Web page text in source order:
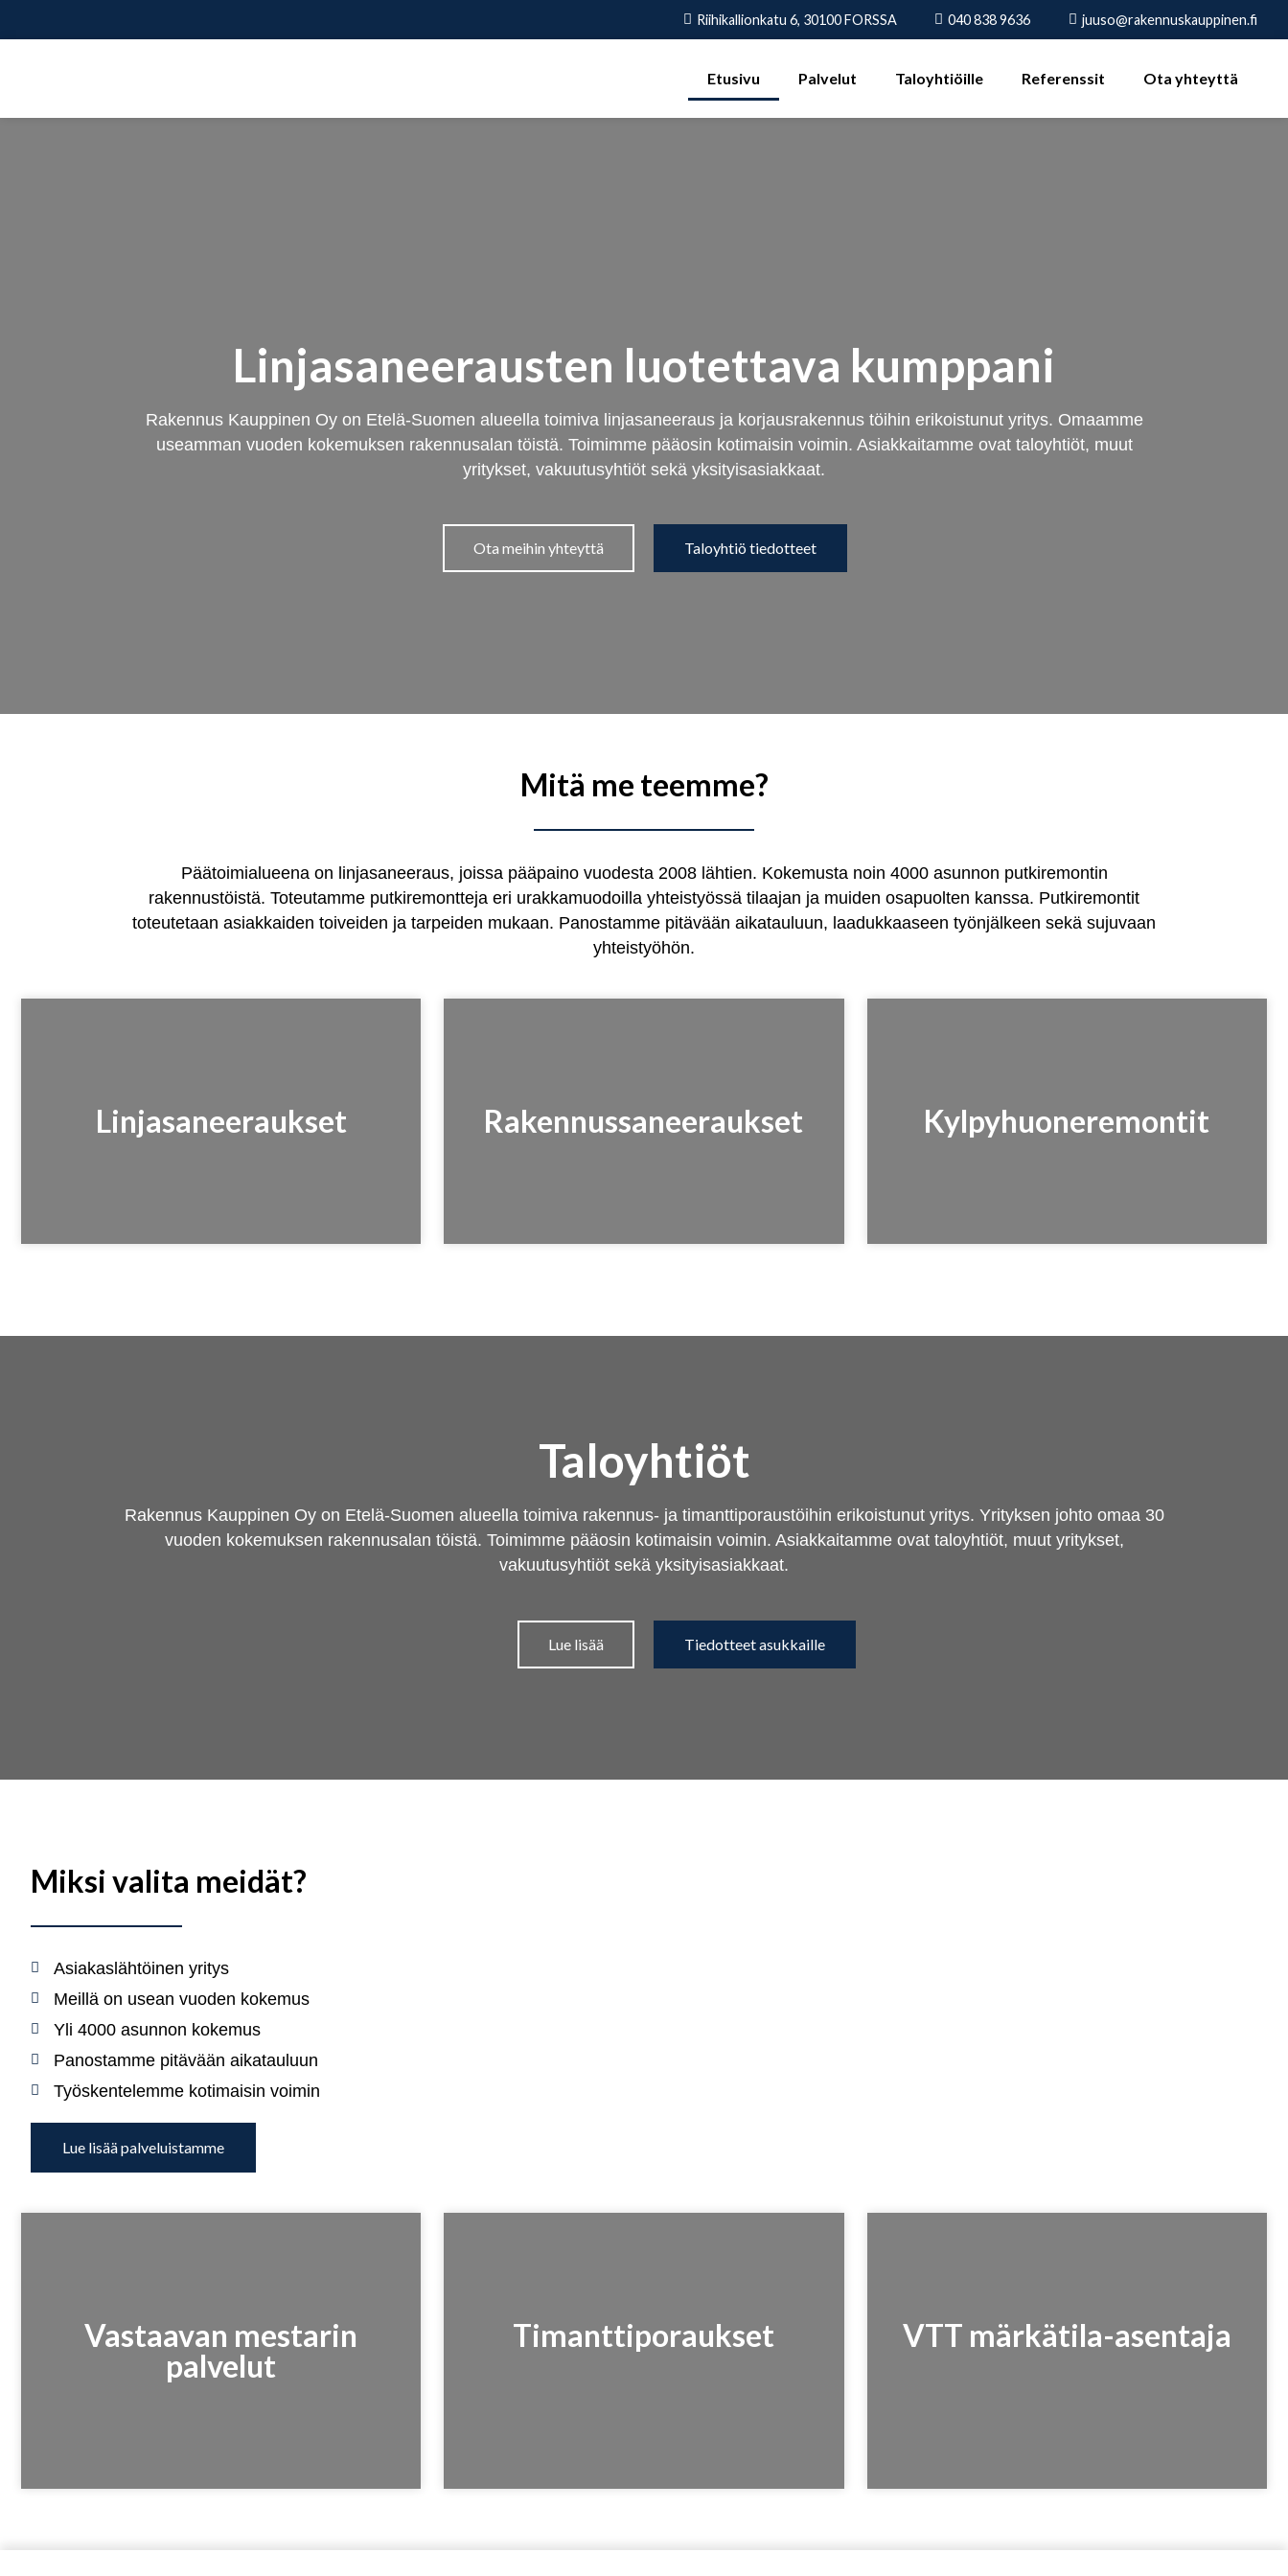
Riihikallionkatu 6, 30100 FORSSA 040 838 9636 juuso@rakennuskauppinen.fi
Etusivu Palvelut Taloyhtiöille Referenssit Ota yhteyttä
Linjasaneerausten luotettava kumppani
Rakennus Kauppinen Oy on Etelä-Suomen alueella toimiva linjasaneeraus ja korjausrakennus töihin erikoistunut yritys. Omaamme
useamman vuoden kokemuksen rakennusalan töistä. Toimimme pääosin kotimaisin voimin. Asiakkaitamme ovat taloyhtiöt, muut
yritykset, vakuutusyhtiöt sekä yksityisasiakkaat.
Ota meihin yhteyttä Taloyhtiö tiedotteet
Mitä me teemme?
Päätoimialueena on linjasaneeraus, joissa pääpaino vuodesta 2008 lähtien. Kokemusta noin 4000 asunnon putkiremontin
rakennustöistä. Toteutamme putkiremontteja eri urakkamuodoilla yhteistyössä tilaajan ja muiden osapuolten kanssa. Putkiremontit
toteutetaan asiakkaiden toiveiden ja tarpeiden mukaan. Panostamme pitävään aikatauluun, laadukkaaseen työnjälkeen sekä sujuvaan
yhteistyöhön.
Linjasaneeraukset Rakennussaneeraukset Kylpyhuoneremontit
Taloyhtiöt
Rakennus Kauppinen Oy on Etelä-Suomen alueella toimiva rakennus- ja timanttiporaustöihin erikoistunut yritys. Yrityksen johto omaa 30
vuoden kokemuksen rakennusalan töistä. Toimimme pääosin kotimaisin voimin. Asiakkaitamme ovat taloyhtiöt, muut yritykset,
vakuutusyhtiöt sekä yksityisasiakkaat.
Lue lisää Tiedotteet asukkaille
Miksi valita meidät?
Asiakaslähtöinen yritys
Meillä on usean vuoden kokemus
Yli 4000 asunnon kokemus
Panostamme pitävään aikatauluun
Työskentelemme kotimaisin voimin
Lue lisää palveluistamme
Vastaavan mestarin
palvelut
Timanttiporaukset VTT märkätila-asentaja